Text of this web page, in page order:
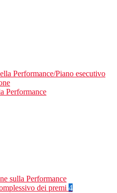
Performance/Piano esecutivo
Performance
sulla Performance
dei premi 4